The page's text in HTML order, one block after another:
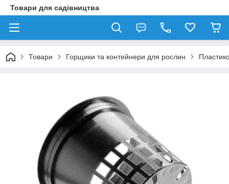
Товари для садівництва
Товари Горщики та контейнери для рослин